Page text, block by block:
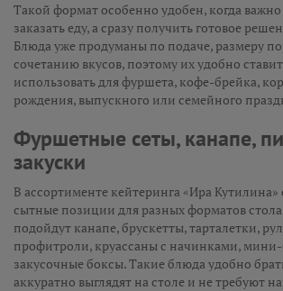
Такой формат особенно удобен, когда
заказать еду, а сразу получить готовое
Блюда уже продуманы по подаче, размеру
сочетанию вкусов, поэтому их удобно
использовать для фуршета, кофе-брейка,
рождения, выпускного или семейного
Фуршетные сеты, канапе,
закуски
В ассортименте кейтеринга «Ира Кутилина»
сытные позиции для разных форматов
подойдут канапе, брускетты, тарталетки,
профитроли, круассаны с начинками,
закусочные боксы. Такие блюда удобно
аккуратно выглядят на столе и не требуют